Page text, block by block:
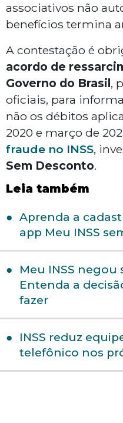
associativos não
benefícios termina
A contestação é
acordo de
Governo do Brasil,
oficiais, para
não os débitos
2020 e março de
fraude no INSS,
Sem Desconto.
Leia também
Aprenda a
app Meu INSS
Meu INSS negou
Entenda a
fazer
INSS reduz
telefônico nos